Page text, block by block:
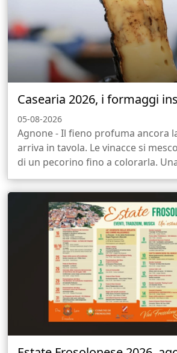
Casearia 2026, i formaggi
05-08-2026
Agnone - Il fieno profuma ancora
arriva in tavola. Le vinacce si
di un pecorino fino a colorarla.